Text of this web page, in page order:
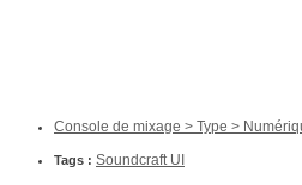
Console de mixage > Type >
Tags : Soundcraft UI